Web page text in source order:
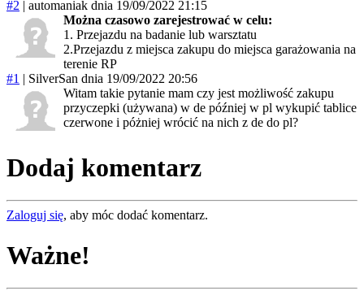
#2 | automaniak dnia 19/09/2022 21:15
Można czasowo zarejestrować w celu:
1. Przejazdu na badanie lub warsztatu
2.Przejazdu z miejsca zakupu do miejsca garażowania na
terenie RP
#1 | SilverSan dnia 19/09/2022 20:56
Witam takie pytanie mam czy jest możliwość zakupu
przyczepki (używana) w de później w pl wykupić tablice
czerwone i póżniej wrócić na nich z de do pl?
Dodaj komentarz
Zaloguj się, aby móc dodać komentarz.
Ważne!